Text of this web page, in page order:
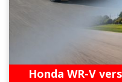
Honda WR-V